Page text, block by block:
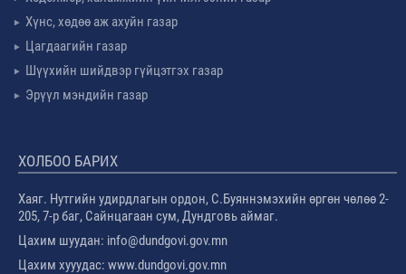
Хүнс, хөдөө аж ахуйн газар
Цагдаагийн газар
Шүүхийн шийдвэр гүйцэтгэх газар
Эрүүл мэндийн газар
ХОЛБОО БАРИХ
Хаяг. Нутгийн удирдлагын ордон, С.Буяннэмэхийн өргөн чөлөө 2-
205, 7-р баг, Сайнцагаан сум, Дундговь аймаг.
Цахим шуудан: info@dundgovi.gov.mn
Цахим хууудас: www.dundgovi.gov.mn